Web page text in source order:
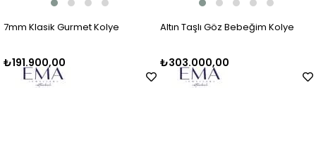
7mm Klasik Gurmet Kolye
₺191.900,00
Altın Taşlı Göz Bebeğim Kolye
₺303.000,00